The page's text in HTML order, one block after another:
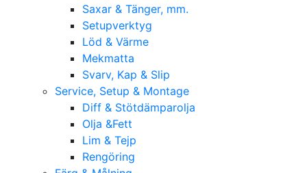
Saxar & Tänger, mm.
Setupverktyg
Löd & Värme
Mekmatta
Svarv, Kap & Slip
Service, Setup & Montage
Diff & Stötdämparolja
Olja &Fett
Lim & Tejp
Rengöring